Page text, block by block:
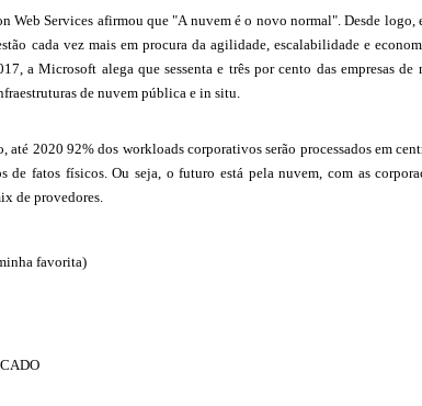
Web Services afirmou que "A nuvem é o novo normal". Desde logo,
cada vez mais em procura da agilidade, escalabilidade e
a Microsoft alega que sessenta e três por cento das empresas de
de nuvem pública e in situ.
2020 92% dos workloads corporativos serão processados em
de fatos físicos. Ou seja, o futuro está pela nuvem, com as
de provedores.
favorita)